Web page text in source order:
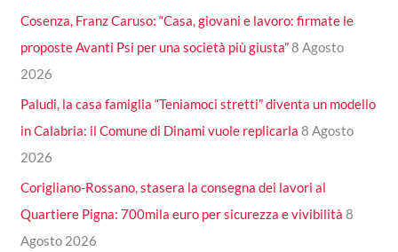
Cosenza, Franz Caruso: “Casa, giovani e lavoro: firmate le
proposte Avanti Psi per una società più giusta”8 Agosto
2026
Paludi, la casa famiglia “Teniamoci stretti” diventa un modello
in Calabria: il Comune di Dinami vuole replicarla 8 Agosto
2026
Corigliano-Rossano, stasera la consegna dei lavori al
Quartiere Pigna: 700mila euro per sicurezza e vivibilità 8
Agosto 2026